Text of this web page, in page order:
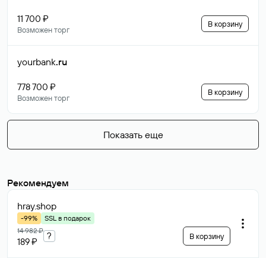
11 700 ₽
Возможен торг
В корзину
yourbank.ru
778 700 ₽
Возможен торг
В корзину
Показать еще
Рекомендуем
hray.shop
-99%
SSL в подарок
14 982 ₽
189 ₽
? В корзину